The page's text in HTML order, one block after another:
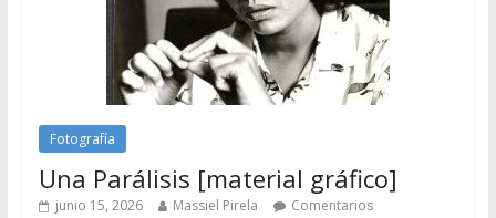
Fotografía
Una Parálisis [material gráfico]
junio 15, 2026 Massiel Pirela
Comentarios